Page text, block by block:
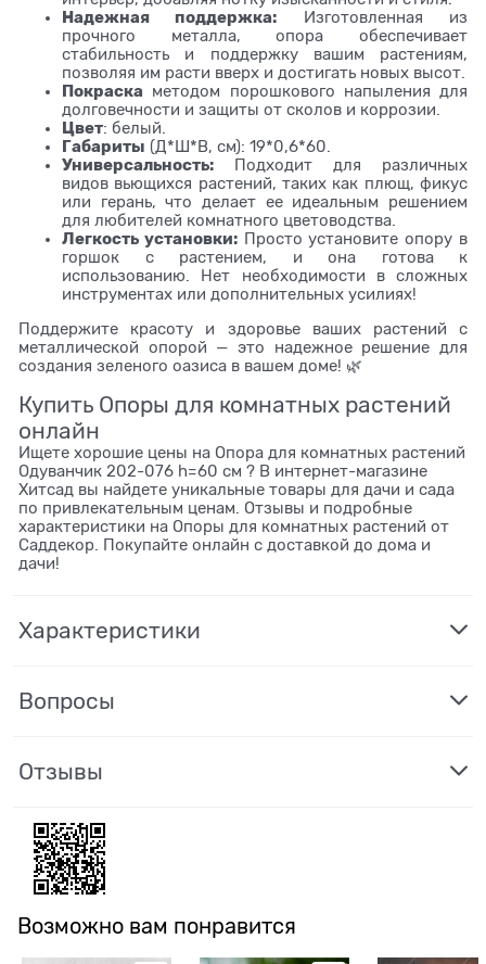
Надежная поддержка: Изготовленная из
прочного металла, опора обеспечивает
стабильность и поддержку вашим растениям,
позволяя им расти вверх и достигать новых высот.
Покраска методом порошкового напыления для
долговечности и защиты от сколов и коррозии.
Цвет: белый.
Габариты (Д*Ш*В, см): 19*0,6*60.
Универсальность: Подходит для различных
видов вьющихся растений, таких как плющ, фикус
или герань, что делает ее идеальным решением
для любителей комнатного цветоводства.
Легкость установки:Просто установите опору в
горшок с растением, и она готова к
использованию. Нет необходимости в сложных
инструментах или дополнительных усилиях!
Поддержите красоту и здоровье ваших растений с
металлической опорой — это надежное решение для
создания зеленого оазиса в вашем доме! 🌿
Купить Опоры для комнатных растений
онлайн
Ищете хорошие цены на Опора для комнатных растений
Одуванчик 202-076 h=60 см ? В интернет-магазине
Хитсад вы найдете уникальные товары для дачи и сада
по привлекательным ценам. Отзывы и подробные
характеристики на Опоры для комнатных растений от
Саддекор. Покупайте онлайн с доставкой до дома и
дачи!
Характеристики
Вопросы
Отзывы
Возможно вам понравится